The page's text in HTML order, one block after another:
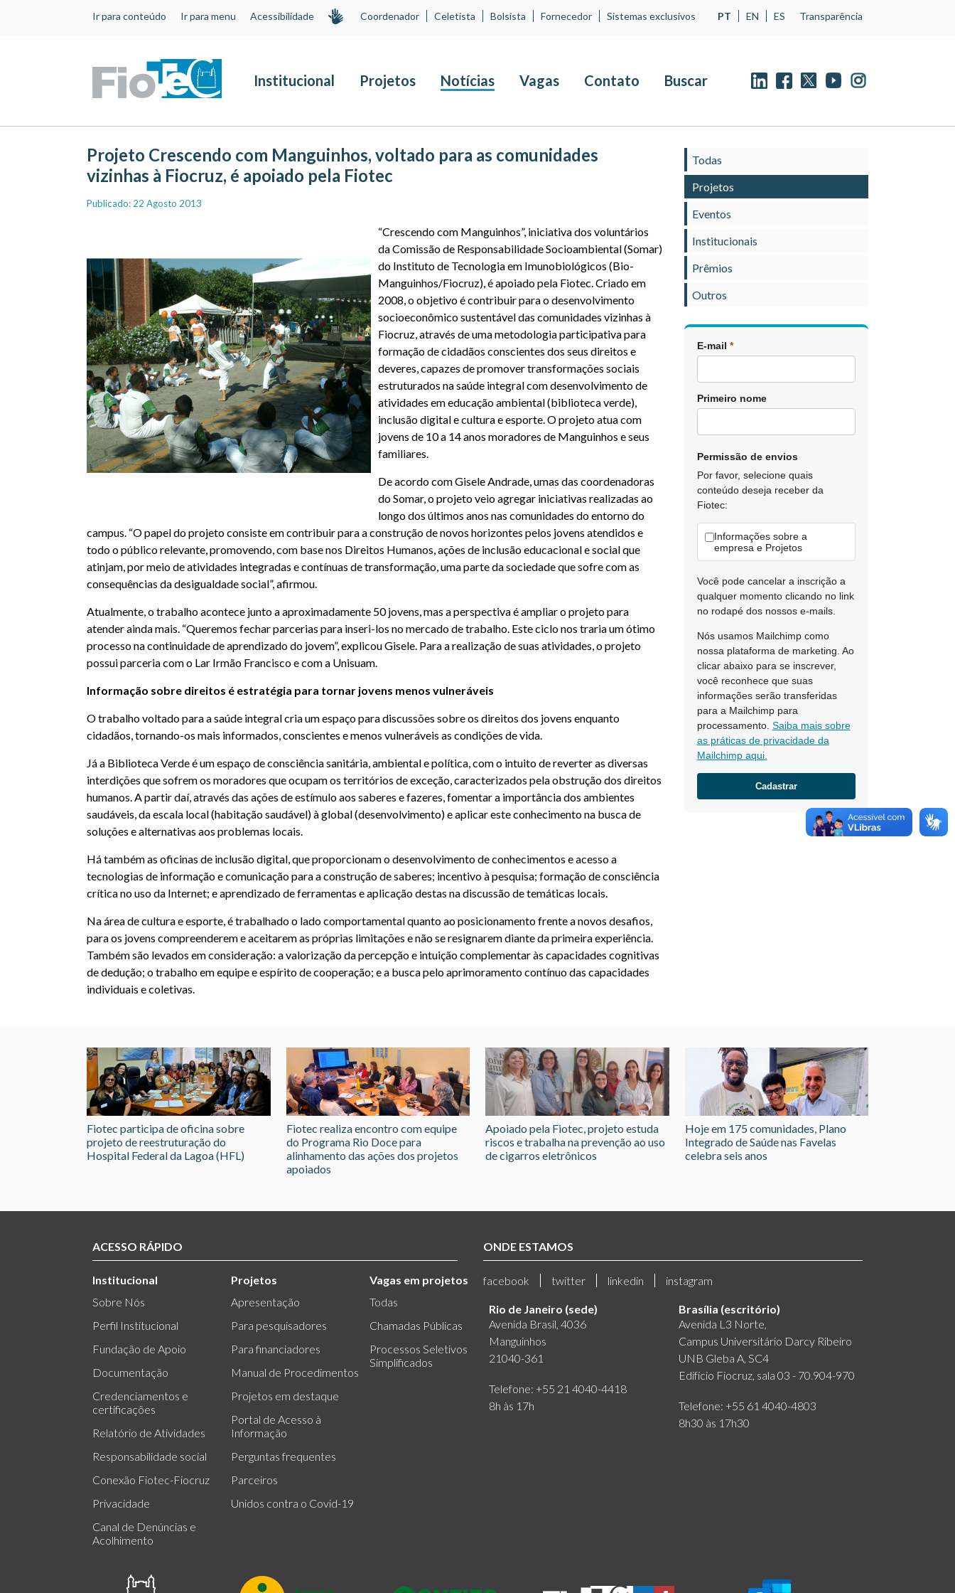
Ir para conteúdo Ir para menu Acessibilidade Coordenador Celetista Bolsista Fornecedor Sistemas exclusivos PT EN ES Transparência
Institucional Projetos Notícias Vagas Contato Buscar
Todas
Projetos
Eventos
Institucionais
Prêmios
Outros
E-mail *
Primeiro nome
Permissão de envios
Por favor, selecione quais
conteúdo deseja receber da
Fiotec:
Informações sobre a
empresa e Projetos
Você pode cancelar a inscrição a
qualquer momento clicando no link
no rodapé dos nossos e-mails.
Nós usamos Mailchimp como
nossa plataforma de marketing. Ao
clicar abaixo para se inscrever,
você reconhece que suas
informações serão transferidas
para a Mailchimp para
processamento. Saiba mais sobre
as práticas de privacidade da
Mailchimp aqui.
Projeto Crescendo com Manguinhos, voltado para as comunidades
vizinhas à Fiocruz, é apoiado pela Fiotec
Publicado: 22 Agosto 2013
“Crescendo com Manguinhos”, iniciativa dos voluntários
da Comissão de Responsabilidade Socioambiental (Somar)
do Instituto de Tecnologia em Imunobiológicos (Bio-
Manguinhos/Fiocruz), é apoiado pela Fiotec. Criado em
2008, o objetivo é contribuir para o desenvolvimento
socioeconômico sustentável das comunidades vizinhas à
Fiocruz, através de uma metodologia participativa para
formação de cidadãos conscientes dos seus direitos e
deveres, capazes de promover transformações sociais
estruturados na saúde integral com desenvolvimento de
atividades em educação ambiental (biblioteca verde),
inclusão digital e cultura e esporte. O projeto atua com
jovens de 10 a 14 anos moradores de Manguinhos e seus
familiares.
De acordo com Gisele Andrade, umas das coordenadoras
do Somar, o projeto veio agregar iniciativas realizadas ao
longo dos últimos anos nas comunidades do entorno do
campus. “O papel do projeto consiste em contribuir para a construção de novos horizontes pelos jovens atendidos e
todo o público relevante, promovendo, com base nos Direitos Humanos, ações de inclusão educacional e social que
atinjam, por meio de atividades integradas e contínuas de transformação, uma parte da sociedade que sofre com as
consequências da desigualdade social”, afirmou.
Atualmente, o trabalho acontece junto a aproximadamente 50 jovens, mas a perspectiva é ampliar o projeto para
atender ainda mais. “Queremos fechar parcerias para inseri-los no mercado de trabalho. Este ciclo nos traria um ótimo
processo na continuidade de aprendizado do jovem”, explicou Gisele. Para a realização de suas atividades, o projeto
possui parceria com o Lar Irmão Francisco e com a Unisuam.
Informação sobre direitos é estratégia para tornar jovens menos vulneráveis
O trabalho voltado para a saúde integral cria um espaço para discussões sobre os direitos dos jovens enquanto
cidadãos, tornando-os mais informados, conscientes e menos vulneráveis as condições de vida.
Já a Biblioteca Verde é um espaço de consciência sanitária, ambiental e política, com o intuito de reverter as diversas
interdições que sofrem os moradores que ocupam os territórios de exceção, caracterizados pela obstrução dos direitos
humanos. A partir daí, através das ações de estímulo aos saberes e fazeres, fomentar a importância dos ambientes
saudáveis, da escala local (habitação saudável) à global (desenvolvimento) e aplicar este conhecimento na busca de
soluções e alternativas aos problemas locais.
Há também as oficinas de inclusão digital, que proporcionam o desenvolvimento de conhecimentos e acesso a
tecnologias de informação e comunicação para a construção de saberes; incentivo à pesquisa; formação de consciência
crítica no uso da Internet; e aprendizado de ferramentas e aplicação destas na discussão de temáticas locais.
Na área de cultura e esporte, é trabalhado o lado comportamental quanto ao posicionamento frente a novos desafios,
para os jovens compreenderem e aceitarem as próprias limitações e não se resignarem diante da primeira experiência.
Também são levados em consideração: a valorização da percepção e intuição complementar às capacidades cognitivas
de dedução; o trabalho em equipe e espírito de cooperação; e a busca pelo aprimoramento contínuo das capacidades
individuais e coletivas.
Fiotec participa de oficina sobre
projeto de reestruturação do
Hospital Federal da Lagoa (HFL)
Fiotec realiza encontro com equipe
do Programa Rio Doce para
alinhamento das ações dos projetos
apoiados
Apoiado pela Fiotec, projeto estuda
riscos e trabalha na prevenção ao uso
de cigarros eletrônicos
Hoje em 175 comunidades, Plano
Integrado de Saúde nas Favelas
celebra seis anos
ACESSO RÁPIDO
Institucional
Sobre Nós
Perfil Institucional
Fundação de Apoio
Documentação
Credenciamentos e
certificações
Relatório de Atividades
Responsabilidade social
Conexão Fiotec-Fiocruz
Privacidade
Canal de Denúncias e
Acolhimento
Projetos
Apresentação
Para pesquisadores
Para financiadores
Manual de Procedimentos
Projetos em destaque
Portal de Acesso à
Informação
Perguntas frequentes
Parceiros
Unidos contra o Covid-19
Vagas em projetos
Todas
Chamadas Públicas
Processos Seletivos
Simplificados
ONDE ESTAMOS
facebook twitter linkedin instagram
Rio de Janeiro (sede)
Avenida Brasil, 4036
Manguinhos
21040-361
Telefone: +55 21 4040-4418
8h às 17h
Brasília (escritório)
Avenida L3 Norte,
Campus Universitário Darcy Ribeiro
UNB Gleba A, SC4
Edifício Fiocruz, sala 03 - 70.904-970
Telefone: +55 61 4040-4803
8h30 às 17h30